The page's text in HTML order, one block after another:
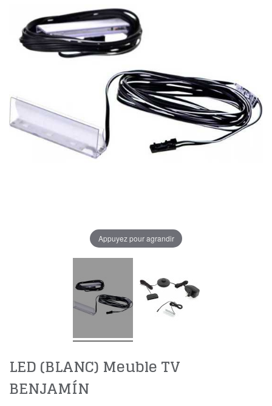
Appuyez pour agrandir
LED (BLANC) Meuble TV
BENJAMÍN